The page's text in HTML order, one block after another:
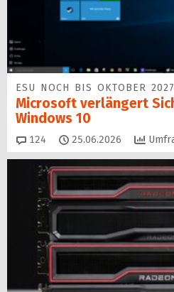
ESU NOCH BIS OKTOBER 2027
Microsoft verlängert
Windows 10
124 Kommentare
25.06.2026